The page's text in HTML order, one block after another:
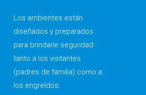
Los ambientes están
diseñados y preparados
para brindarle seguridad
tanto a los visitantes
(padres de familia) como a
los engreídos.